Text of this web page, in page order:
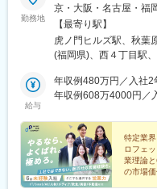
勤務地
京・大阪・名古屋・福
東京本社東京都港区虎
喫煙対策：あり（屋内
都千代田区神田和泉町
幌大手町ビル5階受動
所愛知県名古屋市東区
阪府大阪市淀川区西中
策：あり（屋内禁煙 /
島市中区大手町2-8-1
り（敷地内禁煙）◯福
ジネス・ワンけやき通
【最寄り駅】
虎ノ門ヒルズ駅、秋葉
(福岡県)、西４丁目駅
駅、末広町駅(東京都)
小路駅、中電前駅
給与
年収例480万円／入社2
年収例608万4000円／
特定業
ロフェ
業理論
の市場